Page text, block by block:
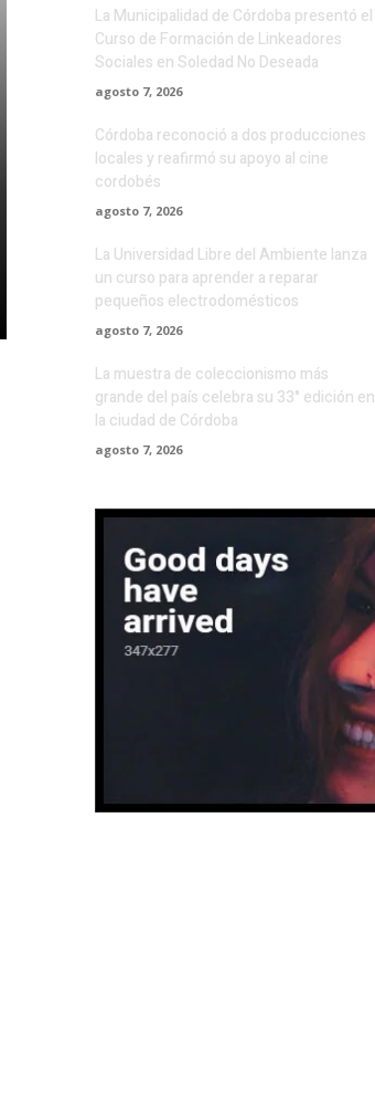
La Municipalidad de Córdoba presentó el
Curso de Formación de Linkeadores
Sociales en Soledad No Deseada
agosto 7, 2026
Córdoba reconoció a dos producciones
locales y reafirmó su apoyo al cine
cordobés
agosto 7, 2026
La Universidad Libre del Ambiente lanza
un curso para aprender a reparar
pequeños electrodomésticos
agosto 7, 2026
La muestra de coleccionismo más
grande del país celebra su 33° edición en
la ciudad de Córdoba
agosto 7, 2026